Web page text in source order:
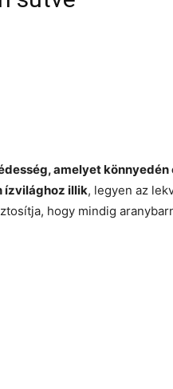
amelyet
ízvilághoz illik, legyen az
hogy mindig